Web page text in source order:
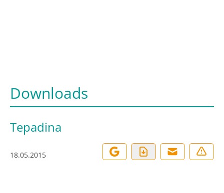
Downloads
Tepadina
18.05.2015